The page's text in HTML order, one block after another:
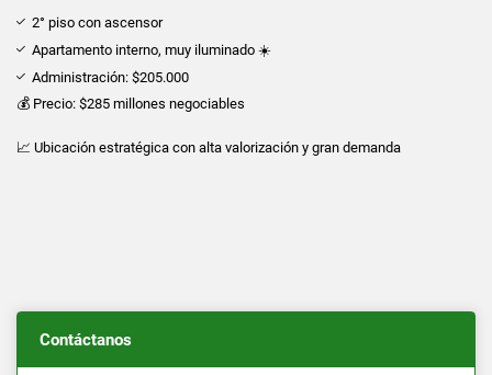
2° piso con ascensor
Apartamento interno, muy iluminado ☀️
Administración: $205.000
💰 Precio: $285 millones negociables
📈 Ubicación estratégica con alta valorización y gran demanda
Contáctanos